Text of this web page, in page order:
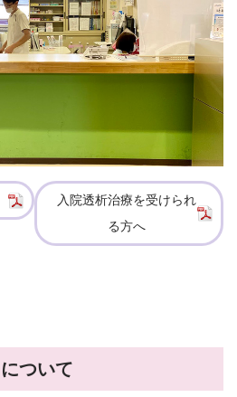
入院透析治療を受けられ
る方へ
ついて